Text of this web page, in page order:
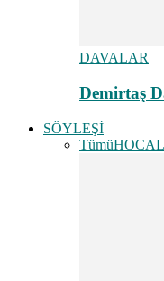
DAVALAR
Demirtaş
SÖYLEŞİ
Tümü